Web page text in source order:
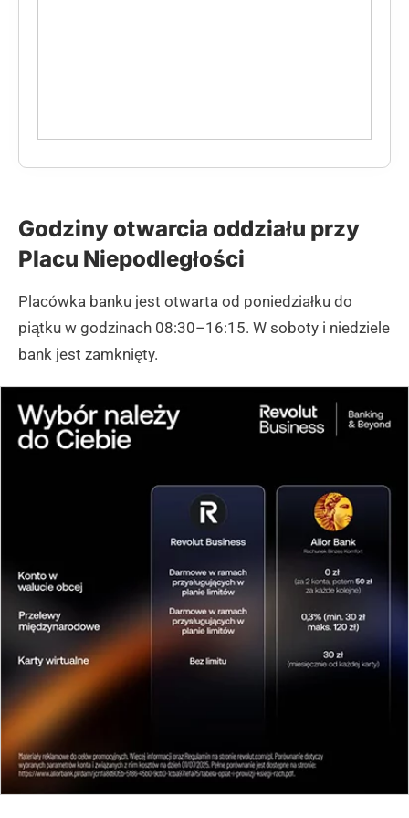
Godziny otwarcia oddziału przy
Placu Niepodległości
Placówka banku jest otwarta od poniedziałku do
piątku w godzinach 08:30–16:15. W soboty i niedziele
bank jest zamknięty.